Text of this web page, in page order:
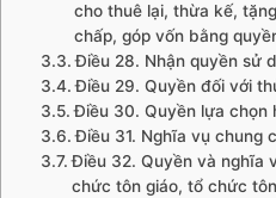
cho thuê lại, thừa kế,
chấp, góp vốn bằng
Điều 28. Nhận quyền sử
Điều 29. Quyền đối với
Điều 30. Quyền lựa chọn
Điều 31. Nghĩa vụ chung
Điều 32. Quyền và nghĩa
chức tôn giáo, tổ chức